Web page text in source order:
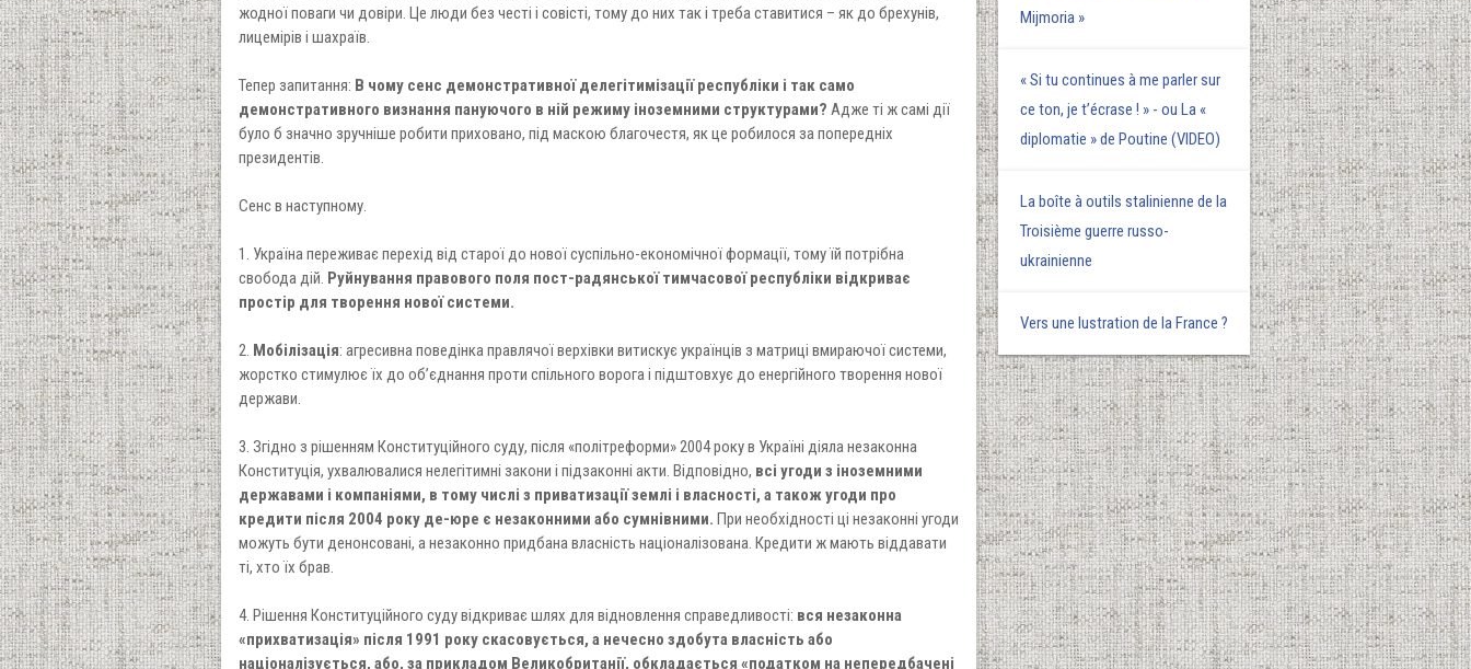
жодної поваги чи довіри. Це люди без честі і совісті, тому до них так і треба ставитися – як до брехунів,
лицемірів і шахраїв.
Тепер запитання: В чому сенс демонстративної делегітимізації республіки і так само
демонстративного визнання пануючого в ній режиму іноземними структурами? Адже ті ж самі дії
було б значно зручніше робити приховано, під маскою благочестя, як це робилося за попередніх
президентів.
Сенс в наступному.
1. Україна переживає перехід від старої до нової суспільно-економічної формації, тому їй потрібна
свобода дій. Руйнування правового поля пост-радянської тимчасової республіки відкриває
простір для творення нової системи.
2. Мобілізація: агресивна поведінка правлячої верхівки витискує українців з матриці вмираючої системи,
жорстко стимулює їх до об’єднання проти спільного ворога і підштовхує до енергійного творення нової
держави.
3. Згідно з рішенням Конституційного суду, після «політреформи» 2004 року в Україні діяла незаконна
Конституція, ухвалювалися нелегітимні закони і підзаконні акти. Відповідно, всі угоди з іноземними
державами і компаніями, в тому числі з приватизації землі і власності, а також угоди про
кредити після 2004 року де-юре є незаконними або сумнівними. При необхідності ці незаконні угоди
можуть бути денонсовані, а незаконно придбана власність націоналізована. Кредити ж мають віддавати
ті, хто їх брав.
4. Рішення Конституційного суду відкриває шлях для відновлення справедливості: вся незаконна
«прихватизація» після 1991 року скасовується, а нечесно здобута власність або
націоналізується, або, за прикладом Великобританії, обкладається «податком на непередбачені
Mijmoria »
« Si tu continues à me parler sur
ce ton, je t’écrase ! » - ou La «
diplomatie » de Poutine (VIDEO)
La boîte à outils stalinienne de la
Troisième guerre russo-
ukrainienne
Vers une lustration de la France ?